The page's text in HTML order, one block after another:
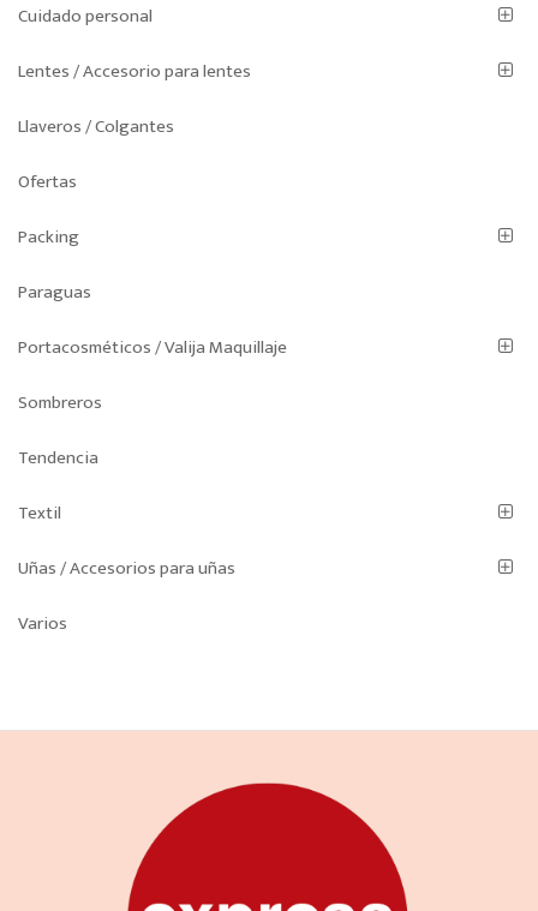
Cuidado personal
Lentes / Accesorio para lentes
Llaveros / Colgantes
Ofertas
Packing
Paraguas
Portacosméticos / Valija Maquillaje
Sombreros
Tendencia
Textil
Uñas / Accesorios para uñas
Varios